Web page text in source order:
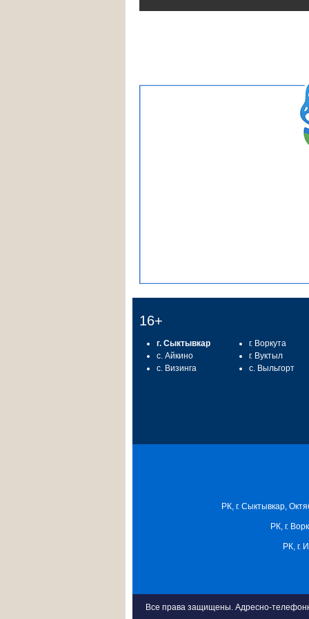
16+
г. Сыктывкар
с. Айкино
с. Визинга
г. Воркута
г. Вуктыл
с. Выльгорт
РК, г. Сыктывкар,
РК, г.
РК, г.
Все права защищены. Адресно-